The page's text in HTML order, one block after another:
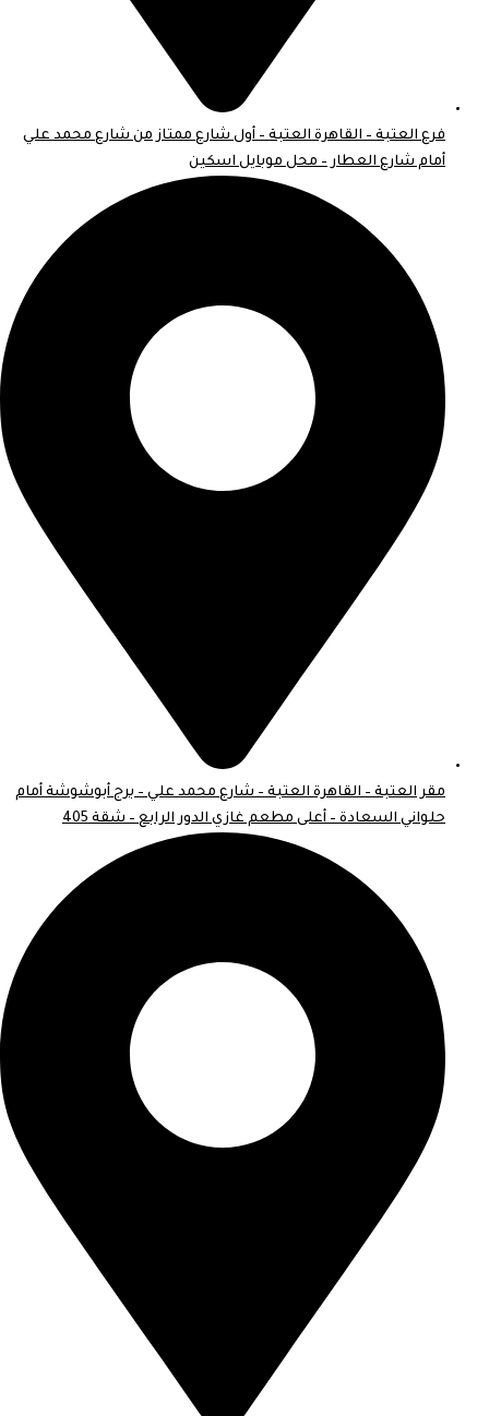
فرع العتبة – القاهرة العتبة – أول شارع ممتاز من شارع محمد علي
أمام شارع العطار – محل موبايل اسكين
مقر العتبة – القاهرة العتبة – شارع محمد علي – برج أبوشوشة أمام
حلواني السعادة – أعلى مطعم غازي الدور الرابع – شقة 405